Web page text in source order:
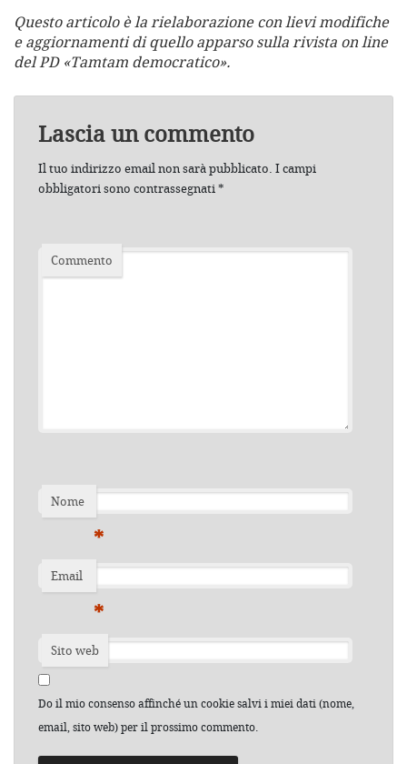
Questo articolo è la rielaborazione con lievi modifiche
e aggiornamenti di quello apparso sulla rivista on line
del PD «Tamtam democratico».
Lascia un commento
Il tuo indirizzo email non sarà pubblicato. I campi
obbligatori sono contrassegnati*
Commento
Nome
*
Email
*
Sito web
Do il mio consenso affinché un cookie salvi i miei dati (nome,
email, sito web) per il prossimo commento.